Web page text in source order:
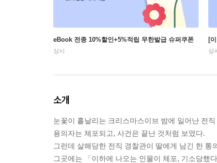
eBook 전종 10%할인+5%적립 무한발급 슈퍼쿠폰
상시
[
상
소개
눈꽃이 흩날리는 크리스마스이브 밤에 일어난 전
용의자는 체포되고, 사건은 끝난 것처럼 보였다.
그런데 살해당한 전직 경찰관이 딸에게 남긴 한
그곳에는 「이하에 나오는 인물이 체포, 기소당했